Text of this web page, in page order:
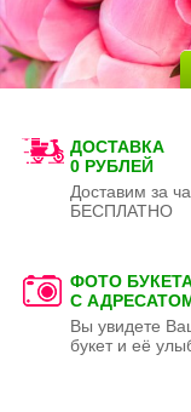
ДОСТАВКА
0 РУБЛЕЙ
Доставим за
БЕСПЛАТНО
ФОТО
С
Вы увидете
букет и её